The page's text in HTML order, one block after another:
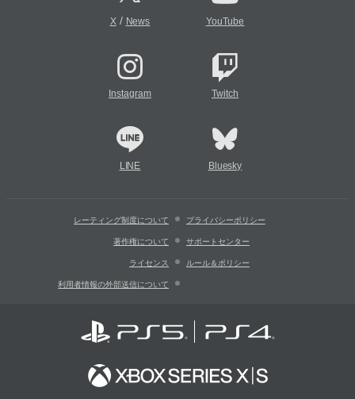
X/ News YouTube
Instagram Twitch
LINE Bluesky
レーティング制度について プライバシーポリシー
著作権について サポートセンター
ライセンス ルール＆ポリシー
利用者情報の外部送信について